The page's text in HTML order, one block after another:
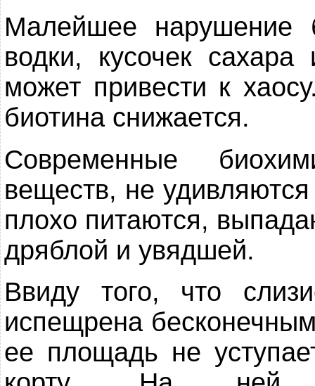
Малейшее нарушение
водки, кусочек сахара
может привести к
биотина снижается.
Современные
веществ, не
плохо питаются,
дряблой и увядшей.
Ввиду того, что
испещрена
ее площадь не